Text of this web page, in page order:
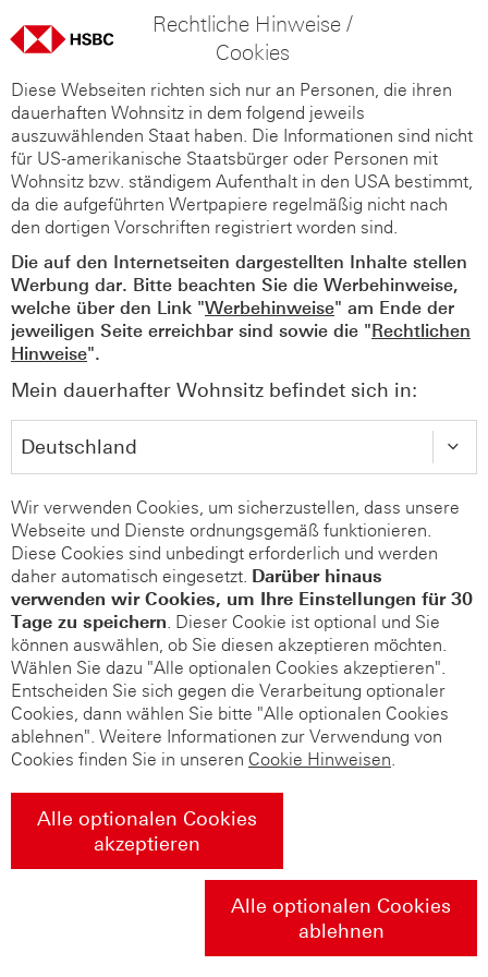
Rechtliche Hinweise /
Cookies
Diese Webseiten richten sich nur an Personen, die ihren
dauerhaften Wohnsitz in dem folgend jeweils
auszuwählenden Staat haben. Die Informationen sind nicht
für US-amerikanische Staatsbürger oder Personen mit
Wohnsitz bzw. ständigem Aufenthalt in den USA bestimmt,
da die aufgeführten Wertpapiere regelmäßig nicht nach
den dortigen Vorschriften registriert worden sind.
Die auf den Internetseiten dargestellten Inhalte stellen
Werbung dar. Bitte beachten Sie die Werbehinweise,
welche über den Link "Werbehinweise" am Ende der
jeweiligen Seite erreichbar sind sowie die "Rechtlichen
Hinweise".
Mein dauerhafter Wohnsitz befindet sich in:
Wir verwenden Cookies, um sicherzustellen, dass unsere
Webseite und Dienste ordnungsgemäß funktionieren.
Diese Cookies sind unbedingt erforderlich und werden
daher automatisch eingesetzt. Darüber hinaus
verwenden wir Cookies, um Ihre Einstellungen für 30
Tage zu speichern. Dieser Cookie ist optional und Sie
können auswählen, ob Sie diesen akzeptieren möchten.
Wählen Sie dazu "Alle optionalen Cookies akzeptieren".
Entscheiden Sie sich gegen die Verarbeitung optionaler
Cookies, dann wählen Sie bitte "Alle optionalen Cookies
ablehnen". Weitere Informationen zur Verwendung von
Cookies finden Sie in unseren Cookie Hinweisen.
Alle optionalen Cookies
akzeptieren
Alle optionalen Cookies
ablehnen